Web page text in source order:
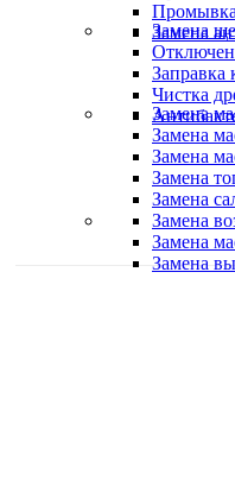
Промывка
Замена
Замена
Заправка
Чистка
Замена
Замена
Замена
Замена
Замена
Замена
Замена
Замена